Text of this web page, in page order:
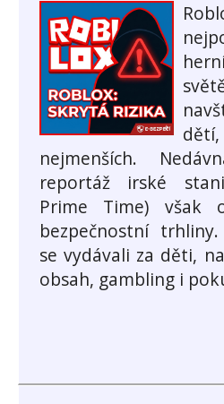
nejmenších.
reportáž irské
Prime Time) však
bezpečnostní
se vydávali za děti,
obsah, gambling i